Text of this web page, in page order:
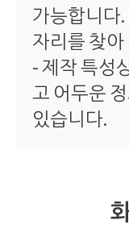
가능합니다.
자리를 찾
- 제작 특성
고 어두운
있습니다.